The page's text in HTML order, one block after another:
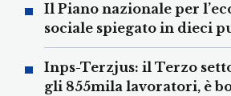
Il Piano nazionale per
sociale spiegato in dieci
Inps-Terzjus: il Terzo
gli 855mila lavoratori, è